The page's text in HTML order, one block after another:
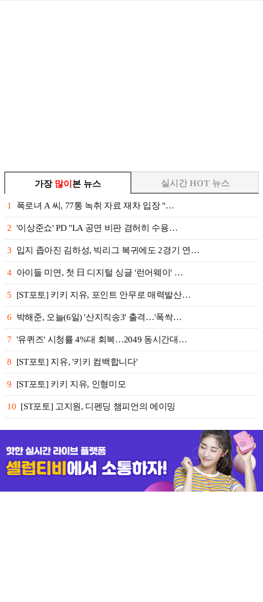
가장 많이 본 뉴스
1 폭로녀 A 씨, 77통 녹취 자료 재차 입장 "…
2 '이상준쇼' PD "LA 공연 비판 겸허히 수용…
3 입지 좁아진 김하성, 빅리그 복귀에도 2경기 연…
4 아이들 미연, 첫 日 디지털 싱글 '런어웨이' …
5 [ST포토] 키키 지유, 포인트 안무로 매력발산…
6 박해준, 오늘(6일) '산지직송3' 출격…'폭싹…
7 '유퀴즈' 시청률 4%대 회복…2049 동시간대…
8 [ST포토] 지유, '키키 컴백합니다'
9 [ST포토] 키키 지유, 인형미모
10 [ST포토] 고지원, 디펜딩 챔피언의 에이밍
실시간 HOT 뉴스